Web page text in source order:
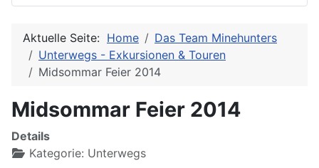
Aktuelle Seite: Home
Das Team Minehunters
Unterwegs - Exkursionen & Touren
Midsommar Feier 2014
Midsommar Feier 2014
Details
Kategorie: Unterwegs